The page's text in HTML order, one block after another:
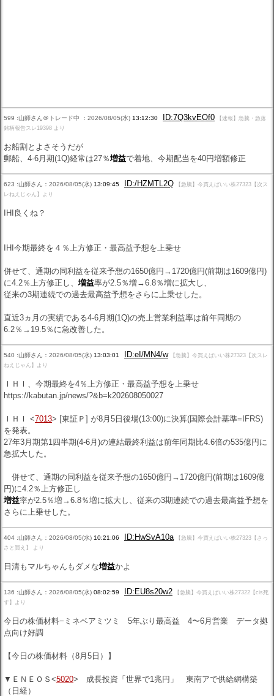
599 :山師さん＠トレード中 ：2026/08/05(水) 13:12:30 ID:7Q3kvEOf0
【速報】急騰・急落
銘柄報告スレ19398 より
お船割とよさそうだが
郵船、4-6月期(1Q)経常は27％増益で着地、今期配当を40円増額修正
623 :山師さん：2026/08/05(水) 13:09:45 ID:/HZMTL2Q
【急騰】今買えばいい株27323【次ス
レねえじゃん】より
IHI良くね？
IHI今期最終を４％上方修正・最高益予想を上乗せ
併せて、通期の同利益を従来予想の1650億円→1720億円(前期は1609億円)
に4.2％上方修正し、 増益率が2.5％増→6.8％増に拡大し、
従来の3期連続での過去最高益予想をさらに上乗せした。
直近3ヵ月の実績である4-6月期(1Q)の売上営業利益率は前年同期の
6.2％→19.5％に急改善した。
540 :山師さん：2026/08/05(水) 13:03:01 ID:eI/MN4/w
【急騰】今買えばいい株27323【次スレ
ねえじゃん】より
ＩＨＩ、今期最終を4％上方修正・最高益予想を上乗せ
https://kabutan.jp/news/?&b=k202608050027
ＩＨＩ <7013> [東証Ｐ] が8月5日後場(13:00)に決算(国際会計基準=IFRS)
を発表。
27年3月期第1四半期(4-6月)の連結最終利益は前年同期比4.6倍の535億円に
急拡大した。
併せて、通期の同利益を従来予想の1650億円→1720億円(前期は1609億
円)に4.2％上方修正し
増益率が2.5％増→6.8％増に拡大し、従来の3期連続での過去最高益予想を
さらに上乗せした。
404 :山師さん：2026/08/05(水) 10:21:06 ID:HwSvA10a
【急騰】今買えばいい株27323【さっ
さと買え】 より
日清もマルちゃんもダメな増益かよ
136 :山師さん：2026/08/05(水) 08:02:59 ID:EU8s20w2
【急騰】今買えばいい株27322【cis死
す】より
今日の株価材料−ミネベアミツミ 5年ぶり最高益 4〜6月営業 データ拠
点向け好調
【今日の株価材料（8月5日）】
▼ＥＮＥＯＳ<5020> 成長投資「世界で1兆円」 東南アで供給網構築
（日経）